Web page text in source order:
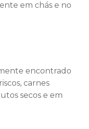
em chás e no
encontrado
carnes
secos e em